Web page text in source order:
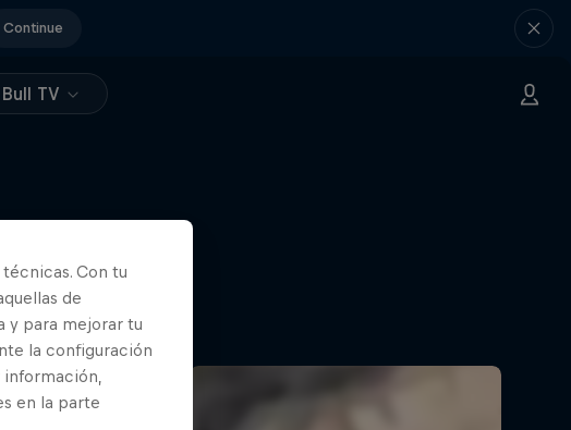
Continue
TV
Museum
museo en un
épico
Con tu
de
y para mejorar tu
la configuración
en la parte